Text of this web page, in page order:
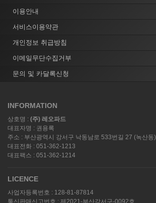
이용안내
서비스이용약관
개인정보 취급방침
이메일무단수집거부
문의 및 카달록신청
INFORMATION
상호명 : (주) 레오파드
대표자명 : 권용록
주소 : 부산광역시 강서구 낙동남로 533번길 27 (녹산동)
대표전화 : 051-362-1213
대표팩스 : 051-362-1214
LICENCE
사업자등록번호 : 128-81-87814
통신판매신고번호 : 제2021-부산강서구-0092호